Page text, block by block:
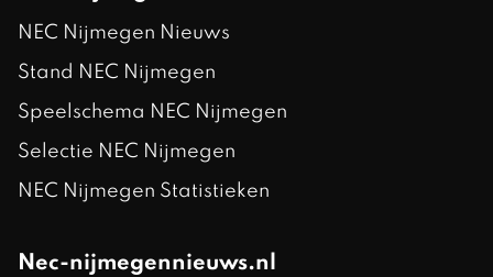
NEC Nijmegen Nieuws
Stand NEC Nijmegen
Speelschema NEC Nijmegen
Selectie NEC Nijmegen
NEC Nijmegen Statistieken
Nec-nijmegennieuws.nl